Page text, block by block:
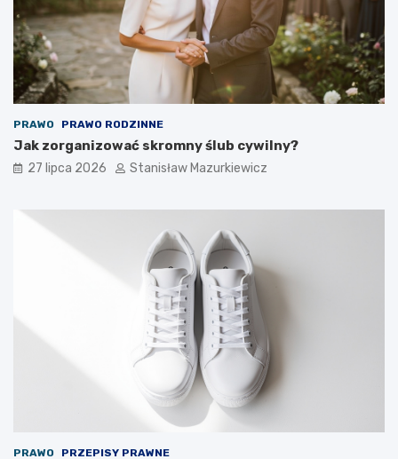
PRAWO PRAWO RODZINNE
Jak zorganizować skromny ślub cywilny?
27 lipca 2026 Stanisław Mazurkiewicz
PRAWO PRZEPISY PRAWNE